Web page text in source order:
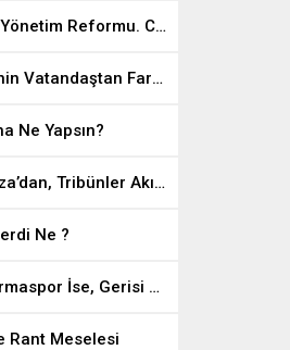
Eti Maden’de Yönetim Reformu. CEO Modeli’nde Kadro / Taşeron İşçilik Ayrımı Kalkıyor
Meclis Üyesinin Vatandaştan Farkı Ne ?
Ne Yapsın?
Stad Yeri Mirza’dan, Tribünler Akın’dan: Geriye Bakanlık Kaldı.
Ne ?
Mevzu Bandırmaspor İse, Gerisi Teferruattır
Rant Meselesi